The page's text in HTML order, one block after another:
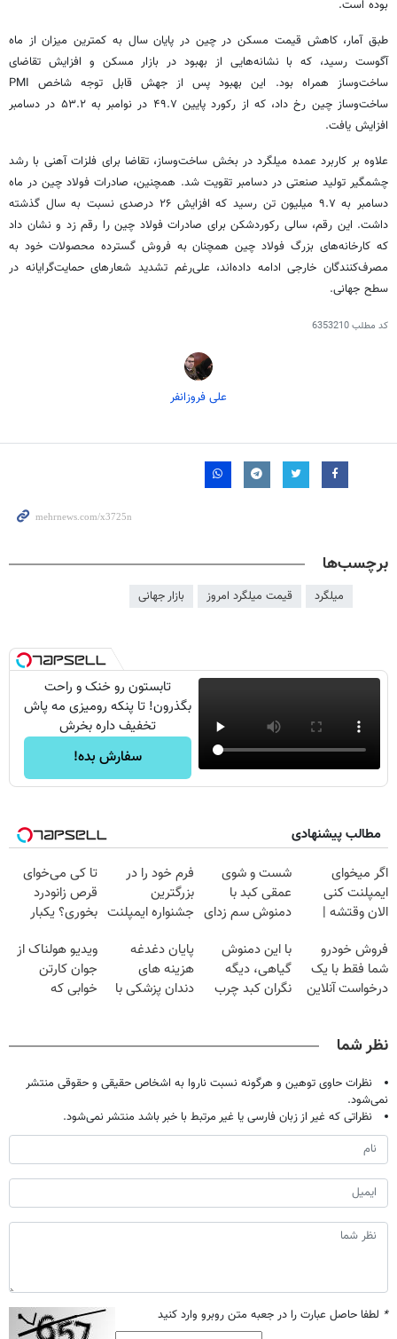
بوده است.
طبق آمار، کاهش قیمت مسکن در چین در پایان سال به کمترین میزان از ماه
آگوست رسید، که با نشانه‌هایی از بهبود در بازار مسکن و افزایش تقاضای
ساخت‌وساز همراه بود. این بهبود پس از جهش قابل توجه شاخص PMI
ساخت‌وساز چین رخ داد، که از رکورد پایین ۴۹.۷ در نوامبر به ۵۳.۲ در دسامبر
افزایش یافت.
علاوه بر کاربرد عمده میلگرد در بخش ساخت‌وساز، تقاضا برای فلزات آهنی با رشد
چشمگیر تولید صنعتی در دسامبر تقویت شد. همچنین، صادرات فولاد چین در ماه
دسامبر به ۹.۷ میلیون تن رسید که افزایش ۲۶ درصدی نسبت به سال گذشته
داشت. این رقم، سالی رکوردشکن برای صادرات فولاد چین را رقم زد و نشان داد
که کارخانه‌های بزرگ فولاد چین همچنان به فروش گسترده محصولات خود به
مصرف‌کنندگان خارجی ادامه داده‌اند، علی‌رغم تشدید شعارهایحمایت‌گرایانه در
سطح جهانی.
کد مطلب6353210
علی فروزانفر
برچسب‌ها
میلگرد قیمت میلگرد امروز بازار جهانی
تابستون رو خنک و راحت
بگذرون! تا پنکه رومیزی مه پاش
تخفیف داره بخرش
سفارش بده!
مطالب پیشنهادی
اگر میخوای
ایمپلنت کنی
الان وقتشه |
میلیون تومان!!!
شست و شوی
عمقی کبد با
دمنوش سم زدای
فرم خود را در
بزرگترین
جشنواره ایمپلنت
فقط ۲۵ میلیون
تا کی می‌خوای
قرص زانودرد
بخوری؟ یکبار
کن
فروش خودرو
شما فقط با یک
درخواست آنلاین
با این دمنوش
گیاهی، دیگه
نگران کبد چرب
پایان دغدغه
هزینه های
دندان پزشکی با
ویدیو هولناک از
جوان کارتن
خوابی که
نظر شما
نظرات حاوی توهین و هرگونه نسبت ناروا به اشخاص حقیقی و حقوقی منتشر
نمی‌شود.
نظراتی که غیر از زبان فارسی یا غیر مرتبط با خبر باشد منتشر نمی‌شود.
* لطفا حاصل عبارت را در جعبه متن روبرو وارد کنید